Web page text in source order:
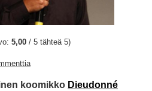
5,00 / 5 tähteä 5)
koomikko Dieudonné